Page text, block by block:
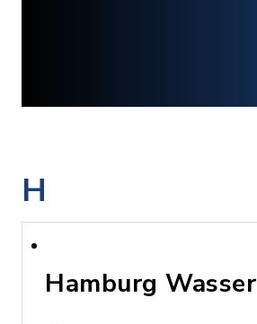
H
Hamburg Wasser